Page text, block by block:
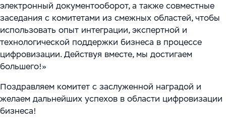
электронный документооборот, а также совместные
заседания с комитетами из смежных областей, чтобы
использовать опыт интеграции, экспертной и
технологической поддержки бизнеса в процессе
цифровизации. Действуя вместе, мы достигаем
большего!»
Поздравляем комитет с заслуженной наградой и
желаем дальнейших успехов в области цифровизации
бизнеса!